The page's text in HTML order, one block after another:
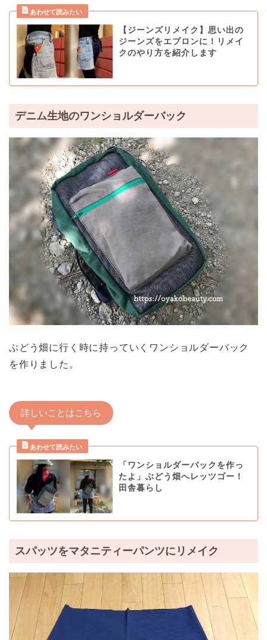
【ジーンズリメイク】思い出の
ジーンズをエプロンに！リメイ
クのやり方を紹介します
デニム生地のワンショルダーバック
ぶどう畑に行く時に持っていくワンショルダーバック
を作りました。
詳しいことはこちら
「ワンショルダーバックを作っ
たよ」ぶどう畑へレッツゴー！
田舎暮らし
スパッツをマタニティーパンツにリメイク